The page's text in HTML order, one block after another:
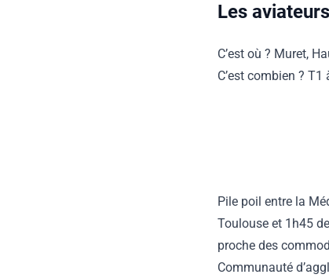
Les
C’est où ? Muret,
C’est combien ?
Pile poil entre la
Toulouse et 1h45
proche des
Communauté